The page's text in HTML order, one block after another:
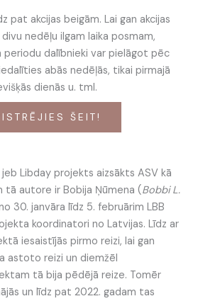
pat akcijas beigām. Lai gan akcijas
nedēļu ilgam laika posmam,
periodu dalībnieki var pielāgot pēc
abās nedēļās, tikai pirmajā
dienās u. tml.
ŠEIT!
jeb Libday projekts aizsākts ASV kā
tā autore ir Bobija Ņūmena (Bobbi L.
30. janvāra līdz 5. februārim LBB
koordinatori no Latvijas. Līdz ar
iesaistījās pirmo reizi, lai gan
astoto reizi un diemžēl
tā bija pēdējā reize. Tomēr
un līdz pat 2022. gadam tas